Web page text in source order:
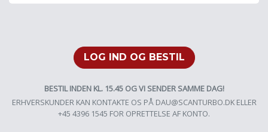
LOG IND OG BESTIL
BESTIL INDEN KL. 15.45 OG VI SENDER SAMME DAG!
ERHVERSKUNDER KAN KONTAKTE OS PÅ DAU@SCANTURBO.DKELLER
+45 4396 1545 FOR OPRETTELSE AF KONTO.